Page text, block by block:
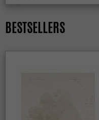
værdsætter dem netop
Er kludetæpper et
BESTSELLERS